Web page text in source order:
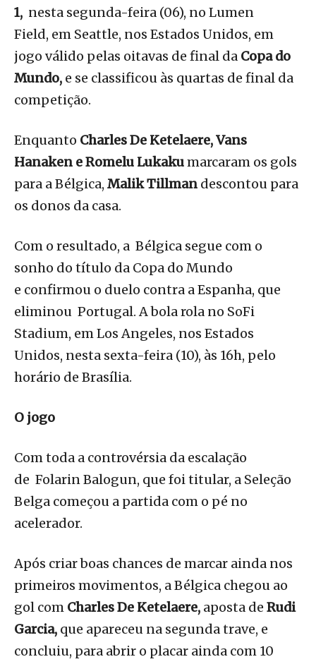
1, nesta segunda-feira (06), no Lumen
Field, em Seattle, nos Estados Unidos, em
jogo válido pelas oitavas de final da Copa do
Mundo, e se classificou às quartas de final da
competição.
Enquanto Charles De Ketelaere, Vans
Hanaken e Romelu Lukakumarcaram os gols
para a Bélgica, Malik Tillman descontou para
os donos da casa.
Com o resultado, a Bélgica segue com o
sonho do título da Copa do Mundo
e confirmou o duelo contra a Espanha, que
eliminou Portugal. A bola rola no SoFi
Stadium, em Los Angeles, nos Estados
Unidos, nesta sexta-feira (10), às 16h, pelo
horário de Brasília.
O jogo
Com toda a controvérsia da escalação
de Folarin Balogun, que foi titular, a Seleção
Belga começou a partida com o pé no
acelerador.
Após criar boas chances de marcar ainda nos
primeiros movimentos, a Bélgica chegou ao
gol com Charles De Ketelaere, aposta de Rudi
Garcia, que apareceu na segunda trave, e
concluiu, para abrir o placar ainda com 10